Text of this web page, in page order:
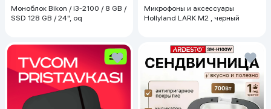
Моноблок Bikon / i3-2100 / 8 GB /
SSD 128 GB / 24", oq
Микрофоны и аксессуары
Hollyland LARK M2 , черный